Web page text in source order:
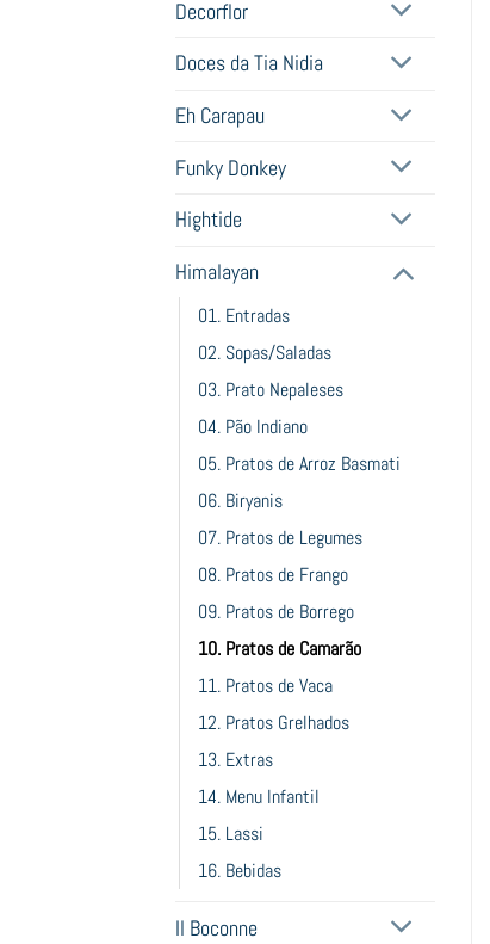
Decorflor
Doces da Tia Nidia
Eh Carapau
Funky Donkey
Hightide
Himalayan
01. Entradas
02. Sopas/Saladas
03. Prato Nepaleses
04. Pão Indiano
05. Pratos de Arroz Basmati
06. Biryanis
07. Pratos de Legumes
08. Pratos de Frango
09. Pratos de Borrego
10. Pratos de Camarão
11. Pratos de Vaca
12. Pratos Grelhados
13. Extras
14. Menu Infantil
15. Lassi
16. Bebidas
Il Boconne